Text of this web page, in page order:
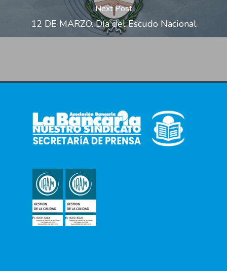
Next Post
12 DE MARZO. Día del Escudo Nacional